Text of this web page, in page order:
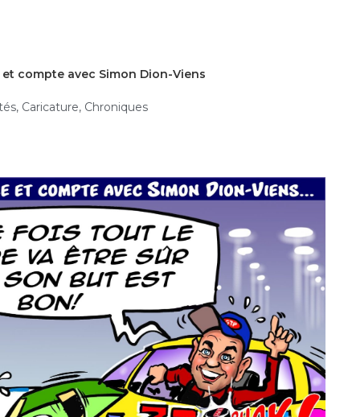
compte avec Simon Dion-Viens
, Caricature, Chroniques